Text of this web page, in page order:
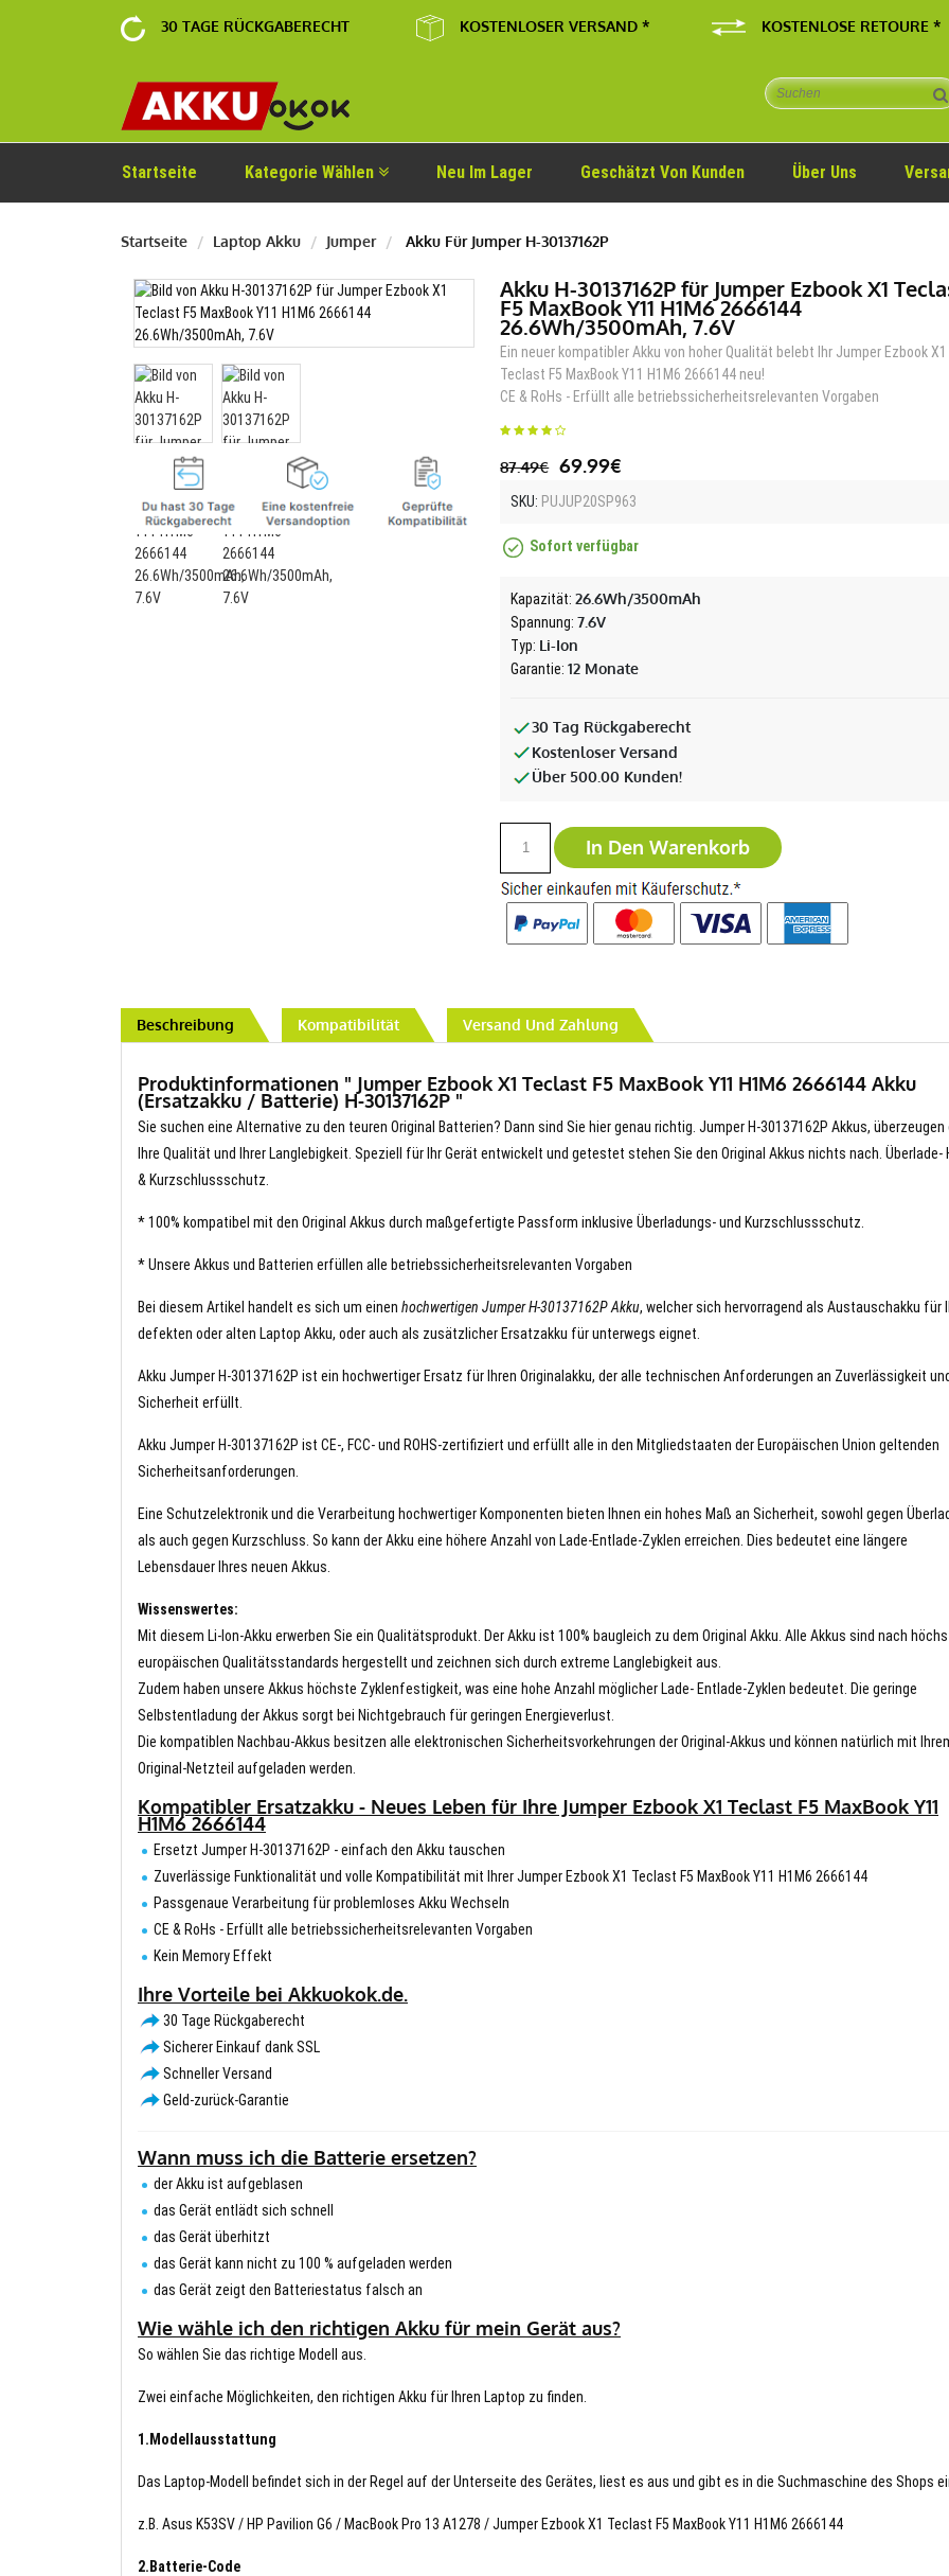
30 TAGE RÜCKGABERECHT KOSTENLOSER VERSAND * KOSTENLOSE RETOURE *
Startseite Kategorie Wählen Neu Im Lager Geschätzt Von Kunden Über Uns
Startseite Laptop Akku Jumper Akku Für Jumper H-30137162P
Akku H-30137162P für Jumper Ezbook X1
F5 MaxBook Y11 H1M6 2666144
26.6Wh/3500mAh, 7.6V
Ein neuer kompatibler Akku von hoher Qualität belebt Ihr Jumper Ezbook X1
Teclast F5 MaxBook Y11 H1M6 2666144 neu!
CE & RoHs - Erfüllt alle betriebssicherheitsrelevanten Vorgaben
87.49€ 69.99€
SKU: PUJUP20SP963
Sofort verfügbar
Kapazität:26.6Wh/3500mAh
Spannung:7.6V
Typ: Li-Ion
Garantie:12 Monate
30 Tag Rückgaberecht
Kostenloser Versand
Über 500.00 Kunden!
In Den Warenkorb
Beschreibung Kompatibilität Versand Und Zahlung
Produktinformationen " Jumper Ezbook X1 Teclast F5 MaxBook Y11 H1M6 2666144 Akku
(Ersatzakku / Batterie) H-30137162P "
Sie suchen eine Alternative zu den teuren Original Batterien? Dann sind Sie hier genau richtig. Jumper H-30137162P Akkus, überzeugen
Ihre Qualität und Ihrer Langlebigkeit. Speziell für Ihr Gerät entwickelt und getestet stehen Sie den Original Akkus nichts nach. Überlade-
& Kurzschlussschutz.
* 100% kompatibel mit den Original Akkus durch maßgefertigte Passform inklusive Überladungs- und Kurzschlussschutz.
* Unsere Akkus und Batterien erfüllen alle betriebssicherheitsrelevanten Vorgaben
Bei diesem Artikel handelt es sich um einen hochwertigen Jumper H-30137162P Akku, welcher sich hervorragend als Austauschakku für
defekten oder alten Laptop Akku, oder auch als zusätzlicher Ersatzakku für unterwegs eignet.
Akku Jumper H-30137162P ist ein hochwertiger Ersatz für Ihren Originalakku, der alle technischen Anforderungen an Zuverlässigkeit
Sicherheit erfüllt.
Akku Jumper H-30137162P ist CE-, FCC- und ROHS-zertifiziert und erfüllt alle in den Mitgliedstaaten der Europäischen Union geltenden
Sicherheitsanforderungen.
Eine Schutzelektronik und die Verarbeitung hochwertiger Komponenten bieten Ihnen ein hohes Maß an Sicherheit, sowohl gegen
als auch gegen Kurzschluss. So kann der Akku eine höhere Anzahl von Lade-Entlade-Zyklen erreichen. Dies bedeutet eine längere
Lebensdauer Ihres neuen Akkus.
Wissenswertes:
Mit diesem Li-Ion-Akku erwerben Sie ein Qualitätsprodukt. Der Akku ist 100% baugleich zu dem Original Akku. Alle Akkus sind nach
europäischen Qualitätsstandards hergestellt und zeichnen sich durch extreme Langlebigkeit aus.
Zudem haben unsere Akkus höchste Zyklenfestigkeit, was eine hohe Anzahl möglicher Lade- Entlade-Zyklen bedeutet. Die geringe
Selbstentladung der Akkus sorgt bei Nichtgebrauch für geringen Energieverlust.
Die kompatiblen Nachbau-Akkus besitzen alle elektronischen Sicherheitsvorkehrungen der Original-Akkus und können natürlich mit
Original-Netzteil aufgeladen werden.
Kompatibler Ersatzakku - Neues Leben für Ihre Jumper Ezbook X1 Teclast F5 MaxBook Y11
H1M6 2666144
Ersetzt Jumper H-30137162P - einfach den Akku tauschen
Zuverlässige Funktionalität und volle Kompatibilität mit Ihrer Jumper Ezbook X1 Teclast F5 MaxBook Y11 H1M6 2666144
Passgenaue Verarbeitung für problemloses Akku Wechseln
CE & RoHs - Erfüllt alle betriebssicherheitsrelevanten Vorgaben
Kein Memory Effekt
Ihre Vorteile bei Akkuokok.de.
30 Tage Rückgaberecht
Sicherer Einkauf dank SSL
Schneller Versand
Geld-zurück-Garantie
Wann muss ich die Batterie ersetzen?
der Akku ist aufgeblasen
das Gerät entlädt sich schnell
das Gerät überhitzt
das Gerät kann nicht zu 100 % aufgeladen werden
das Gerät zeigt den Batteriestatus falsch an
Wie wähle ich den richtigen Akku für mein Gerät aus?
So wählen Sie das richtige Modell aus.
Zwei einfache Möglichkeiten, den richtigen Akku für Ihren Laptop zu finden.
1.Modellausstattung
Das Laptop-Modell befindet sich in der Regel auf der Unterseite des Gerätes, liest es aus und gibt es in die Suchmaschine des Shops
z.B. Asus K53SV / HP Pavilion G6 / MacBook Pro 13 A1278 / Jumper Ezbook X1 Teclast F5 MaxBook Y11 H1M6 2666144
2.Batterie-Code